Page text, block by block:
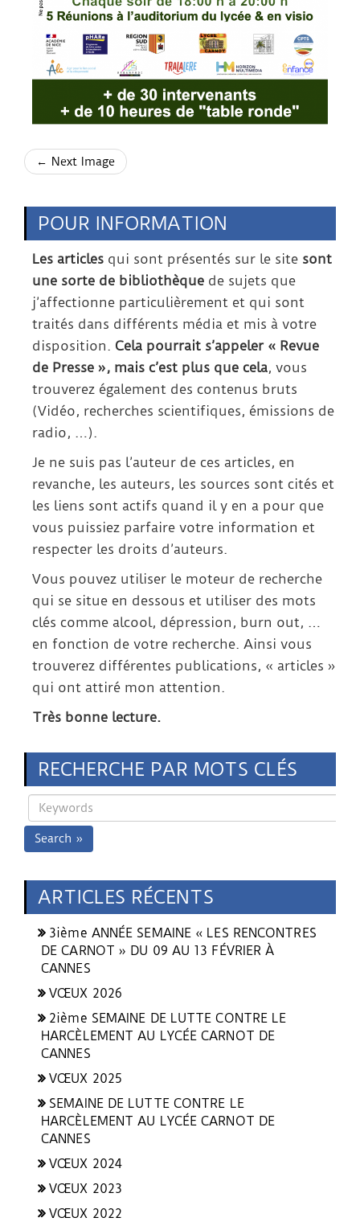
← Next Image
POUR INFORMATION
Les articles qui sont présentés sur le site sont
une sorte de bibliothèque de sujets que
j’affectionne particulièrement et qui sont
traités dans différents média et mis à votre
disposition. Cela pourrait s’appeler « Revue
de Presse », mais c’est plus que cela, vous
trouverez également des contenus bruts
(Vidéo, recherches scientifiques, émissions de
radio, …).
Je ne suis pas l’auteur de ces articles, en
revanche, les auteurs, les sources sont cités et
les liens sont actifs quand il y en a pour que
vous puissiez parfaire votre information et
respecter les droits d’auteurs.
Vous pouvez utiliser le moteur de recherche
qui se situe en dessous et utiliser des mots
clés comme alcool, dépression, burn out, …
en fonction de votre recherche. Ainsi vous
trouverez différentes publications, « articles »
qui ont attiré mon attention.
Très bonne lecture.
RECHERCHE PAR MOTS CLÉS
Search »
ARTICLES RÉCENTS
3ième ANNÉE SEMAINE « LES RENCONTRES
DE CARNOT » DU 09 AU 13 FÉVRIER À
CANNES
VŒUX 2026
2ième SEMAINE DE LUTTE CONTRE LE
HARCÈLEMENT AU LYCÉE CARNOT DE
CANNES
VŒUX 2025
SEMAINE DE LUTTE CONTRE LE
HARCÈLEMENT AU LYCÉE CARNOT DE
CANNES
VŒUX 2024
VŒUX 2023
VŒUX 2022